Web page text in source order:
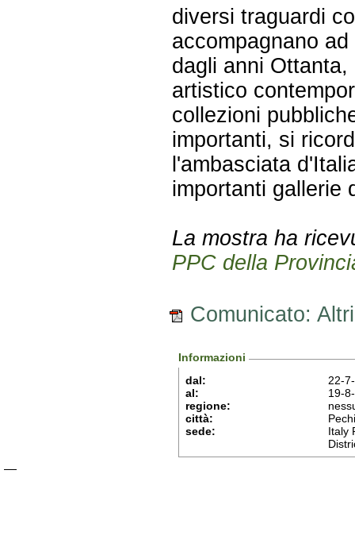
diversi traguardi
accompagnano
dagli anni
artistico
collezioni
importanti, si
l'ambasciata
importanti gallerie
La mostra ha
PPC della
Comunicato:
Informazioni
dal:
22-
al:
19-
regione:
città:
sede:
Italy